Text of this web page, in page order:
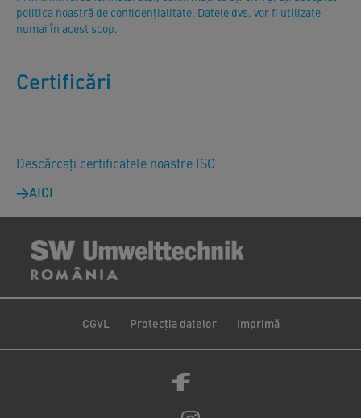
politica noastră de confidențialitate. Datele dvs. vor fi utilizate
numai în acest scop.
Certificări
Descărcați certificatele noastre ISO
AICI
CGVL Protecția datelor Imprimă